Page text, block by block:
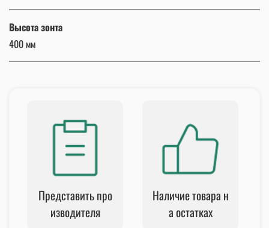
Высота зонта
400 мм
Представить про
изводителя
Наличие товара н
а остатках